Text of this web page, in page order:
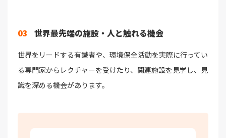
03 世界最先端の施設・人と触れる機会
世界をリードする有識者や、環境保全活動を実際に行ってい
る専門家からレクチャーを受けたり、関連施設を見学し、見
識を深める機会があります。